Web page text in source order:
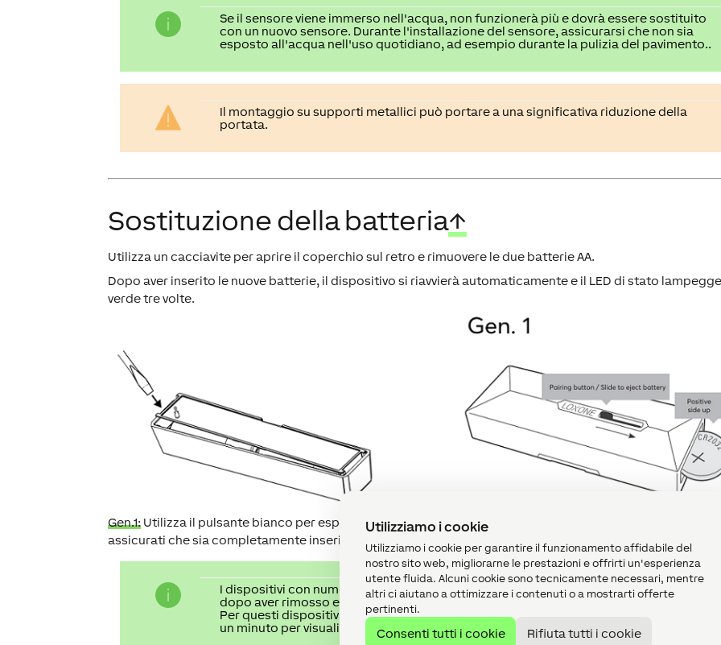
Utilizziamo i cookie
Utilizziamo i cookie per garantire il funzionamento affidabile del
nostro sito web, migliorarne le prestazioni e offrirti un'esperienza
utente fluida. Alcuni cookie sono tecnicamente necessari, mentre
altri ci aiutano a ottimizzare i contenuti o a mostrarti offerte
pertinenti.
Consenti tutti i cookie
Rifiuta tutti i cookie
Se il sensore viene immerso nell'acqua, non funzionerà più e dovrà essere sostituito
con un nuovo sensore. Durante l'installazione del sensore, assicurarsi che non sia
esposto all'acqua nell'uso quotidiano, ad esempio durante la pulizia del pavimento..
Il montaggio su supporti metallici può portare a una significativa riduzione della
portata.
Sostituzione della batteria↑
Utilizza un cacciavite per aprire il coperchio sul retro e rimuovere le due batterie AA.
Dopo aver inserito le nuove batterie, il dispositivo si riavvierà automaticamente e il LED di stato
verde tre volte.
Gen.1: Utilizza il pulsante bianco per espellere la batteria. Inserisci una nuova batteria al litio CR2032 e
assicurati che sia completamente inserita per il corretto funzionamento del pulsante.
I dispositivi con numero di serie 504F94FFFE-B/C..... non fanno lampeggiare il LED
dopo aver rimosso e reinserito la batteria.
Per questi dispositivi, dopo aver rimosso la batteria, premere un pulsante o attendere
un minuto per visualizzare lo stato dopo aver reinserito la batteria.